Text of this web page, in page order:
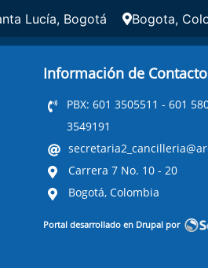
Lucía, Bogotá Bogota,
Información de Contacto
PBX: 601 3505511 - 601
3549191
Carrera 7 No. 10 - 20
Bogotá, Colombia
Portal desarrollado en Drupal por